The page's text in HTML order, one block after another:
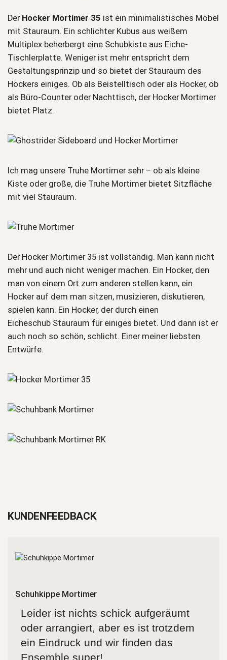
Der Hocker Mortimer 35 ist ein minimalistisches Möbel
mit Stauraum. Ein schlichter Kubus aus weißem
Multiplex beherbergt eine Schubkiste aus Eiche-
Tischlerplatte. Weniger ist mehr entspricht dem
Gestaltungsprinzip und so bietet der Stauraum des
Hockers einiges. Ob als Beistelltisch oder als Hocker, ob
als Büro-Counter oder Nachttisch, der Hocker Mortimer
bietet Platz.
Ich mag unsere Truhe Mortimer sehr – ob als kleine
Kiste oder große, die Truhe Mortimer bietet Sitzfläche
mit viel Stauraum.
Der Hocker Mortimer 35 ist vollständig. Man kann nicht
mehr und auch nicht weniger machen. Ein Hocker, den
man von einem Ort zum anderen stellen kann, ein
Hocker auf dem man sitzen, musizieren, diskutieren,
spielen kann. Ein Hocker, der durch einen
Eicheschub Stauraum für einiges bietet. Und dann ist er
auch noch so schön, schlicht. Einer meiner liebsten
Entwürfe.
KUNDENFEEDBACK
Schuhkippe Mortimer
Leider ist nichts schick aufgeräumt
oder arrangiert, aber es ist trotzdem
ein Eindruck und wir finden das
Ensemble super!